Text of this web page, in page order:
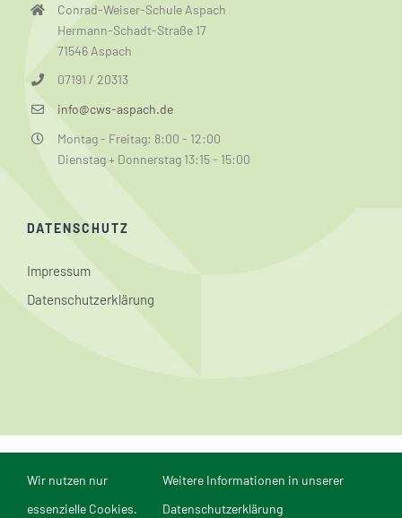
Conrad-Weiser-Schule Aspach
Hermann-Schadt-Straße 17
71546 Aspach
07191 / 20313
info@cws-aspach.de
Montag - Freitag: 8:00 - 12:00
Dienstag + Donnerstag 13:15 - 15:00
DATENSCHUTZ
Impressum
Datenschutzerklärung
© Conrad-Weiser-Schule Aspach | Webmaster: Dominik
Reichert | Webdesign und Realisierung in Mannheim durch
Wir nutzen nur
essenzielle Cookies.
Weitere Informationen in unserer
Datenschutzerklärung